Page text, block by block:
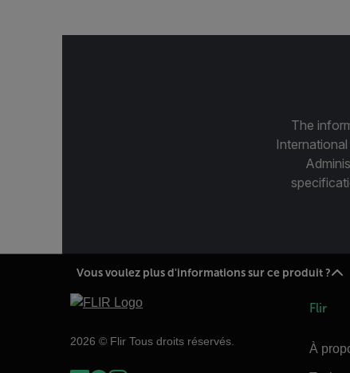
The
Vous voulez plus d'informations sur ce produit ?
2026 © Flir Tous droits réservés.
Flir
À